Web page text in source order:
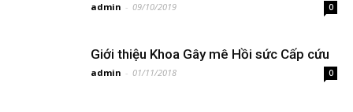
admin - 09/10/2019 0
Giới thiệu Khoa Gây mê Hồi sức Cấp cứu
admin - 01/11/2018 0